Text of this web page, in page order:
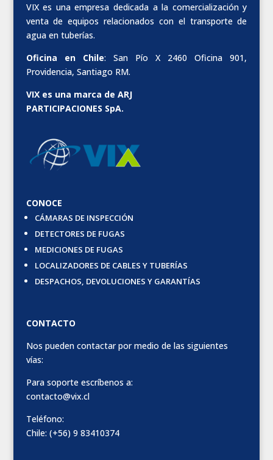
VIX es una empresa dedicada a la comercialización y
venta de equipos relacionados con el transporte de
agua en tuberías.
Oficina en Chile: San Pío X 2460 Oficina 901,
Providencia, Santiago RM.
VIX es una marca de ARJ
PARTICIPACIONES SpA.
CONOCE
CÁMARAS DE INSPECCIÓN
DETECTORES DE FUGAS
MEDICIONES DE FUGAS
LOCALIZADORES DE CABLES Y TUBERÍAS
DESPACHOS, DEVOLUCIONES Y GARANTÍAS
CONTACTO
Nos pueden contactar por medio de las siguientes
vías:
Para soporte escríbenos a:
contacto@vix.cl
Teléfono:
Chile: (+56) 9 83410374